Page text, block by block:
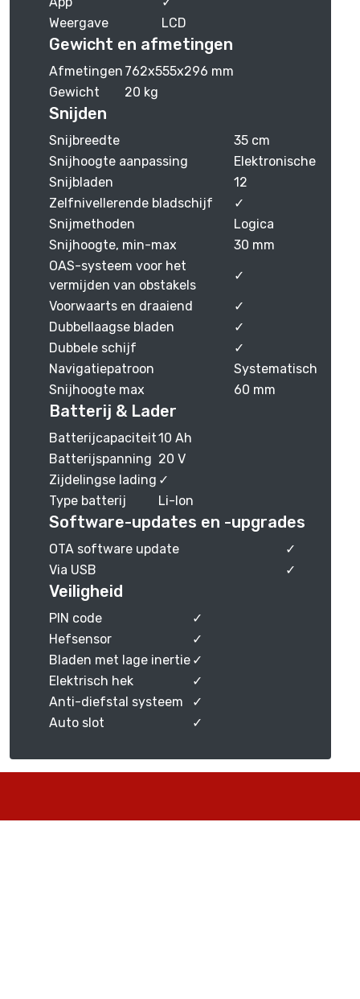
Weergave
LCD
Gewicht en afmetingen
Afmetingen 762x555x296 mm
Gewicht
20 kg
Snijden
Snijbreedte
35 cm
Snijhoogte aanpassing
Elektronische
Snijbladen
12
Zelfnivellerende bladschijf
✓
Snijmethoden
Logica
Snijhoogte, min-max
30 mm
OAS-systeem voor het
vermijden van obstakels
✓
Voorwaarts en draaiend
✓
Dubbellaagse bladen
✓
Dubbele schijf
✓
Navigatiepatroon
Systematisch
Snijhoogte max
60 mm
Batterij & Lader
Batterijcapaciteit10 Ah
Batterijspanning 20 V
Zijdelingse lading ✓
Type batterij
Li-Ion
Software-updates en -upgrades
OTA software update
✓
Via USB
✓
Veiligheid
PIN code
✓
Hefsensor
✓
Bladen met lage inertie ✓
Elektrisch hek
✓
Anti-diefstal systeem
✓
Auto slot
✓